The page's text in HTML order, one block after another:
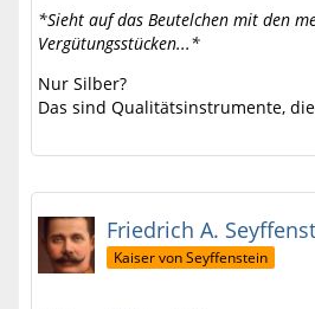
*Sieht auf das Beutelchen mit den
Vergütungsstücken...*
Nur Silber?
Das sind Qualitätsinstrumente,
Friedrich A.
Kaiser von Seyffenstein